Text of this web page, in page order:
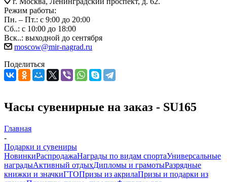
Режим работы:
Пн. – Пт.: с 9:00 до 20:00
Сб..: с 10:00 до 18:00
Вск..: выходной до сентября
moscow@mir-nagrad.ru
Поделиться
Часы сувенирные на заказ - SU165
Главная
-
Подарки и сувениры
НовинкиРаспродажаНаграды по видам спортаУниверсальные
наградыАктивный отдыхДипломы и грамотыРазрядные
книжки и значкиГТОПризы из акрилаПризы и подарки из